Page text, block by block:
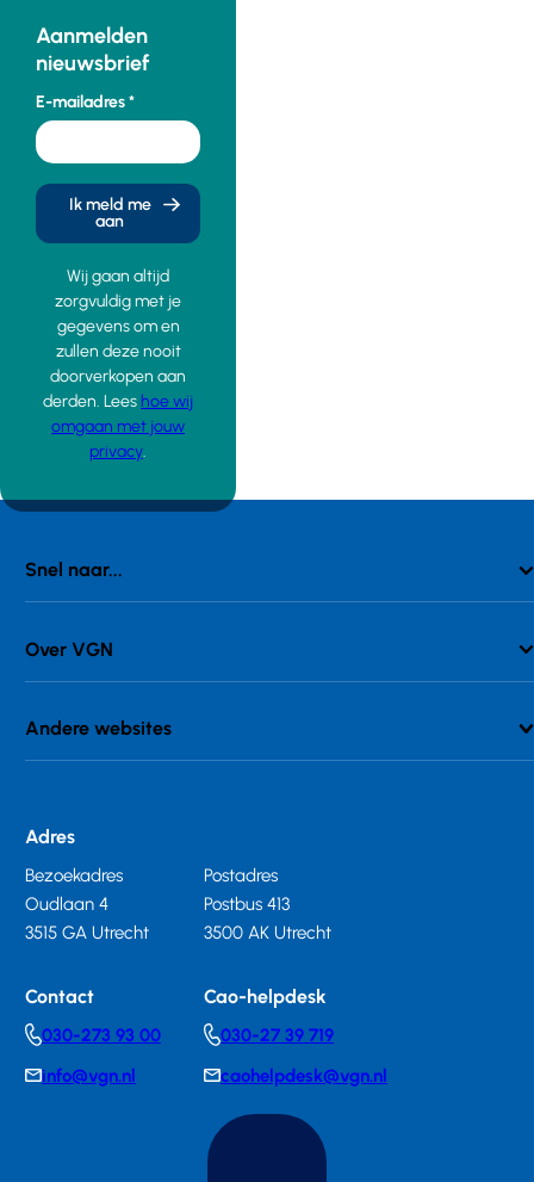
Aanmelden
nieuwsbrief
E-mailadres
Ik meld me
aan
Wij gaan altijd
zorgvuldig met je
gegevens om en
zullen deze nooit
doorverkopen aan
derden. Lees hoe wij
omgaan met jouw
privacy.
Snel naar...
Over VGN
Andere websites
Adres
Bezoekadres
Oudlaan 4
3515 GA Utrecht
Postadres
Postbus 413
3500 AK Utrecht
Contact
Telephonenumber
030-273 93 00
E-info@vgn.nl
Cao-helpdesk
Telephonenumber
030-27 39 719
E-
mail
caohelpdesk@vgn.nl